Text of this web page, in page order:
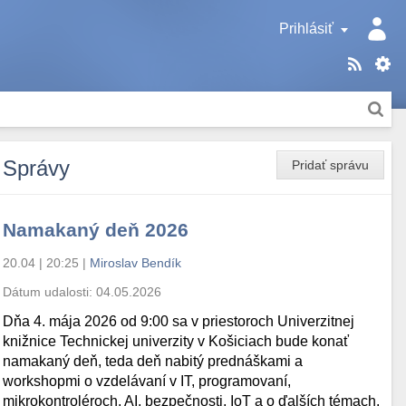
Prihlásiť
Pridať správu
Správy
Namakaný deň 2026
20.04 | 20:25 | Miroslav Bendík
Dátum udalosti:04.05.2026
Dňa 4. mája 2026 od 9:00 sa v priestoroch Univerzitnej
knižnice Technickej univerzity v Košiciach bude konať
namakaný deň, teda deň nabitý prednáškami a
workshopmi o vzdelávaní v IT, programovaní,
mikrokontroléroch, AI, bezpečnosti, IoT a o ďalších témach.